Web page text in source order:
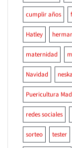
cumplir años
Hatley
maternidad
Navidad
Puericultura
redes sociales
sorteo tester